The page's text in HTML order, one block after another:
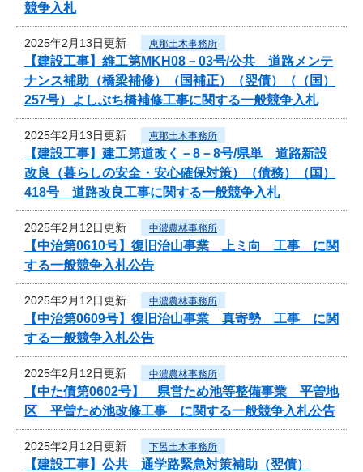
競争入札
2025年2月13日更新 恵那土木事務所
【建設工事】維工第MKH08－03号/公共 道路メンテ
ナンス補助（橋梁補修）（国補正）（翌債）（（国）
257号）よしぶち橋補修工事に関する一般競争入札
2025年2月13日更新 恵那土木事務所
【建設工事】建工第道改く－8－8号/県単 道路新設
改良（暮らしの安全・安心確保対策）（債務）（国）
418号 道路改良工事に関する一般競争入札
2025年2月12日更新 中濃農林事務所
【中治第0610号】復旧治山事業 上ミ向 工事 に関
する一般競争入札公告
2025年2月12日更新 中濃農林事務所
【中治第0609号】復旧治山事業 真寄勢 工事 に関
する一般競争入札公告
2025年2月12日更新 中濃農林事務所
【中た債第0602号】 県営ため池等整備事業 平曽地
区 平曽ため池改修工事 に関する一般競争入札公告
2025年2月12日更新 下呂土木事務所
【建設工事】公共 通学路緊急対策補助（翌債）